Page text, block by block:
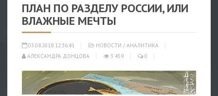
ПЛАН ПО РАЗДЕЛУ РОССИИ, ИЛИ
ВЛАЖНЫЕ МЕЧТЫ
03.08.2018 12:36:41 НОВОСТИ / АНАЛИТИКА
АЛЕКСАНДРА ДОНЦОВА
3 459 0